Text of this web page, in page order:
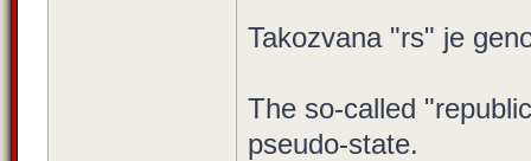
Takozvana "rs" je
The so-called
pseudo-state.